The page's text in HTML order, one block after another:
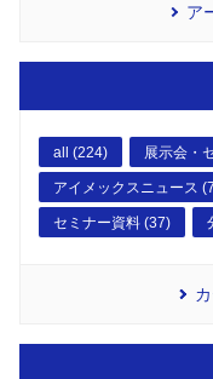
ア
all (224) 展示会・
アイメックスニュース
セミナー資料 (37)